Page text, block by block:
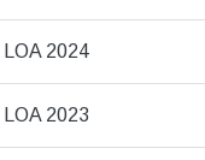
LOA 2024
LOA 2023